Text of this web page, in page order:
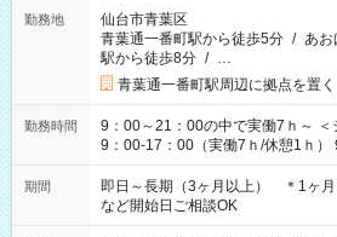
勤務地
仙台市青葉区
青葉通一番町駅から徒歩5分 / あお
駅から徒歩8分 / …
青葉通一番町駅周辺に拠点を置く
勤務時間
9：00～21：00の中で実働7ｈ～ ＜シフト例＞ ●終わりも早め派
9：00-17：00（実働7ｈ/休憩1ｈ）
憩1ｈ） 10：00-19：00（実働8ｈ/休憩1ｈ） ●
11：00-20：00（実働8ｈ/休憩1ｈ
休憩1ｈ） 12：00-21：00（実働8
00（実働8ｈ/休憩1ｈ） ＊時
期間
即日～長期（3ヶ月以上） ＊1ヶ
など開始日ご相談OK